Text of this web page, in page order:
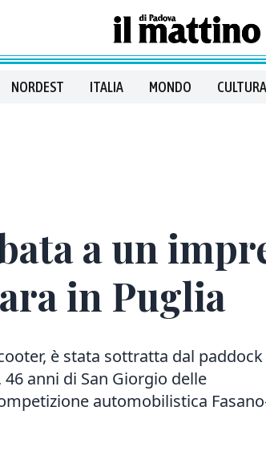
NORDEST ITALIA MONDO
a un
in Puglia
è stata sottratta dal
anni di San Giorgio delle
automobilistica